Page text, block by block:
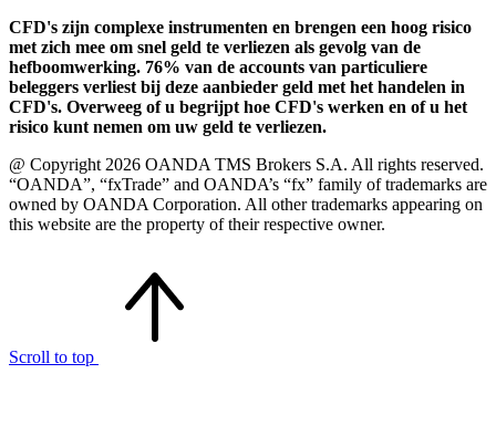
CFD's zijn complexe instrumenten en brengen een hoog risico
met zich mee om snel geld te verliezen als gevolg van de
hefboomwerking. 76% van de accounts van particuliere
beleggers verliest bij deze aanbieder geld met het handelen in
CFD's. Overweeg of u begrijpt hoe CFD's werken en of u het
risico kunt nemen om uw geld te verliezen.
@ Copyright 2026 OANDA TMS Brokers S.A. All rights reserved.
“OANDA”, “fxTrade” and OANDA’s “fx” family of trademarks are
owned by OANDA Corporation. All other trademarks appearing on
this website are the property of their respective owner.
Scroll to top